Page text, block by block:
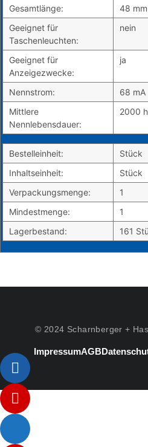
Gesamtlänge:
48 mm
Geeignet für
Taschenleuchten:
nein
Geeignet für
Anzeigezwecke:
ja
Nennstrom:
68 mA
Mittlere
Nennlebensdauer:
2000 h
Bestelleinheit:
Stück
Inhaltseinheit:
Stück
Verpackungsmenge:
1
Mindestmenge:
1
Lagerbestand:
161
© 2024 Scharnberger +
ImpressumAGB
Listenelement #1
Listenelement